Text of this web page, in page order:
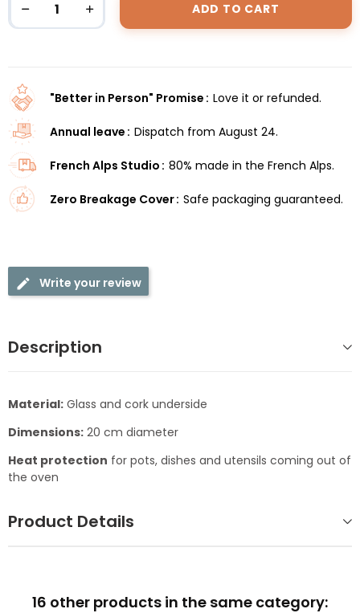
ADD TO CART
"Better in Person" Promise Love it or refunded.
Annual leave Dispatch from August 24.
French Alps Studio 80% made in the French Alps.
Zero Breakage Cover Safe packaging guaranteed.
Write your review
Description
Material: Glass and cork underside
Dimensions: 20 cm diameter
Heat protection for pots, dishes and utensils coming out of
the oven
Product Details
16 other products in the same category: